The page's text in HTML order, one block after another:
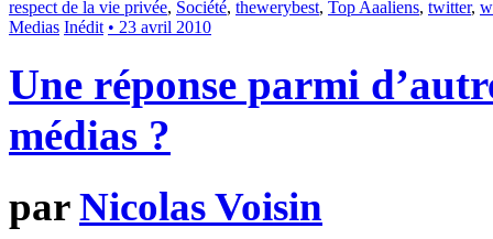
respect de la vie privée, Société, thewerybest, Top Aaaliens, twitter,
Medias Inédit • 23 avril 2010
Une réponse parmi
médias ?
parNicolas Voisin